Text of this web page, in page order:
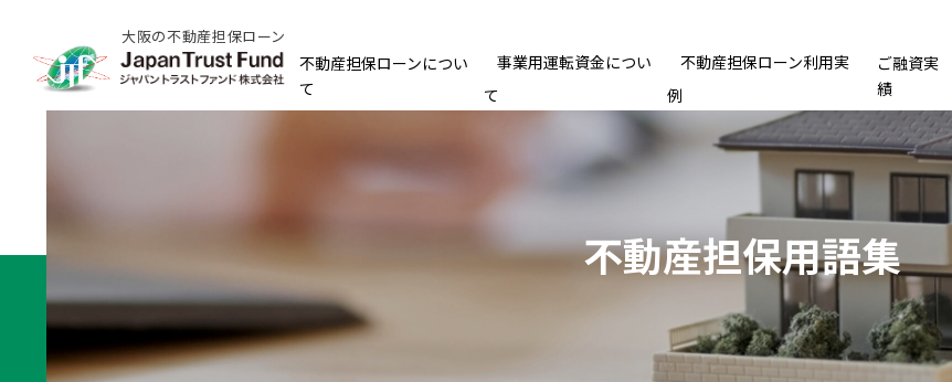
大阪の不動産担保ローン
不動産担保ローンについ
て
事業用運転資金につい
て
不動産担保ローン利用実
例
ご融資実
績
不動産担保用語集